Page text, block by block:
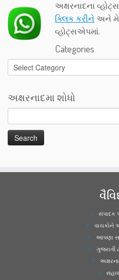
અક્ષરનાદના
ક્લિક કરીને અને
વ્હોટ્સએપમાં.
Categories
Categories
અક્ષરનાદમા શોધો
સંપાદક
વાચકોને
આપણા
ગુજરાતી